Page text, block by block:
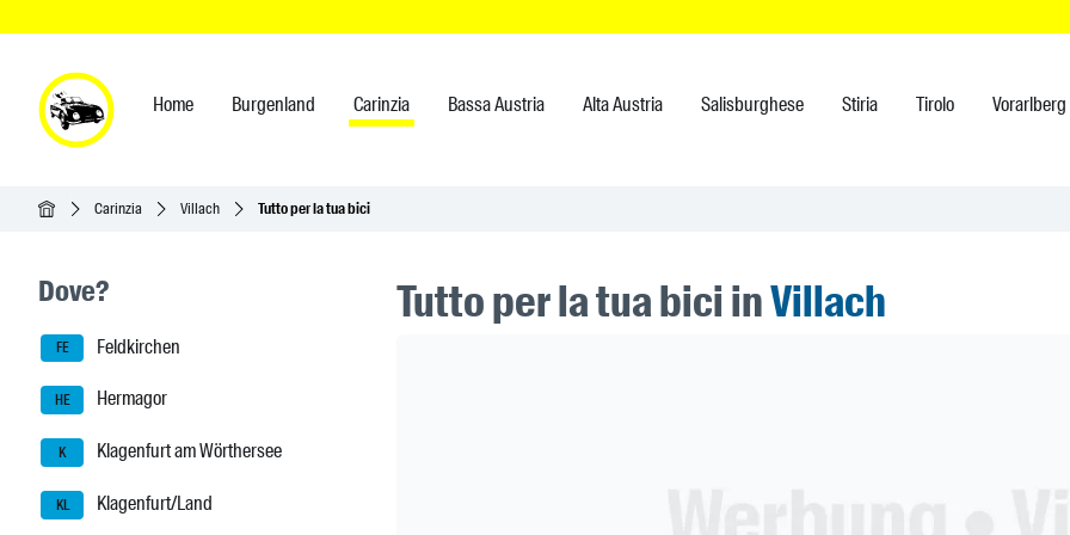
Home Burgenland Carinzia Bassa Austria Alta Austria Salisburghese Stiria Tirolo Vorarlberg
Home Carinzia Villach Tutto per la tua bici
Seitenleisten-Navigation
Dove?
FE Feldkirchen
HE Hermagor
K Klagenfurt am Wörthersee
KL Klagenfurt/Land
Tutto per la tua bici inVillach